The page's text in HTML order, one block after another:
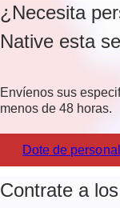
¿Necesita
Native esta
Envíenos sus
menos de 48 horas.
Dote de
Contrate a